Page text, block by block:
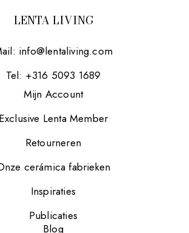
LENTA LIVING
info@lentaliving.com
Tel: +316 5093 1689
Mijn Account
Exclusive Lenta Member
Retourneren
cerámica fabrieken
Inspiraties
Publicaties
Blog